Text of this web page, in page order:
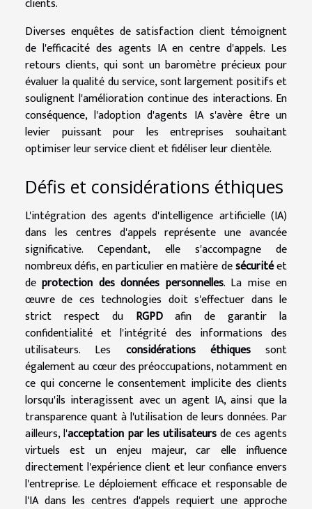
clients.
Diverses enquêtes de satisfaction client témoignent
de l'efficacité des agents IA en centre d'appels. Les
retours clients, qui sont un baromètre précieux pour
évaluer la qualité du service, sont largement positifs et
soulignent l'amélioration continue des interactions. En
conséquence, l'adoption d'agents IA s'avère être un
levier puissant pour les entreprises souhaitant
optimiser leur service client et fidéliser leur clientèle.
Défis et considérations éthiques
L'intégration des agents d'intelligence artificielle (IA)
dans les centres d'appels représente une avancée
significative. Cependant, elle s'accompagne de
nombreux défis, en particulier en matière desécuritéet
deprotection des données personnelles. La mise en
œuvre de ces technologies doit s'effectuer dans le
strict respect du RGPDafin de garantir la
confidentialité et l'intégrité des informations des
utilisateurs. Les considérations éthiquessont
également au cœur des préoccupations, notamment en
ce qui concerne le consentement implicite des clients
lorsqu'ils interagissent avec un agent IA, ainsi que la
transparence quant à l'utilisation de leurs données. Par
ailleurs, l'acceptation par les utilisateursde ces agents
virtuels est un enjeu majeur, car elle influence
directement l'expérience client et leur confiance envers
l'entreprise. Le déploiement efficace et responsable de
l'IA dans les centres d'appels requiert une approche